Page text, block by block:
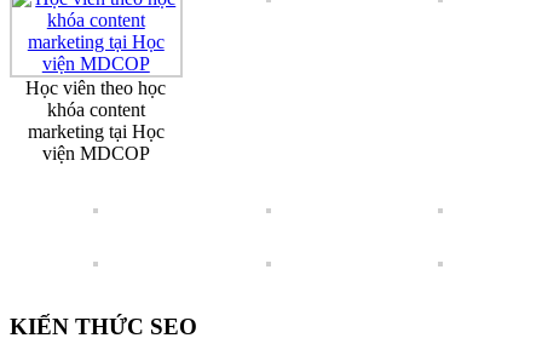
Học viên theo học
khóa content
marketing tại Học
viện MDCOP
KIẾN THỨC SEO